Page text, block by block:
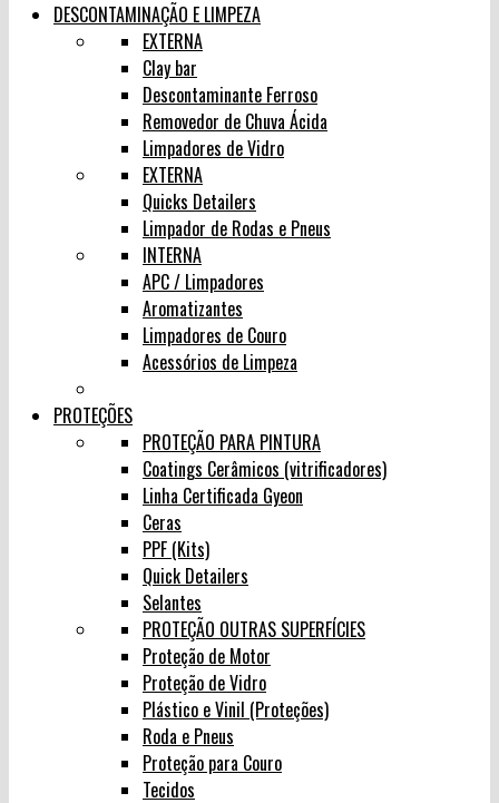
DESCONTAMINAÇÃO E LIMPEZA
EXTERNA
Clay bar
Descontaminante Ferroso
Removedor de Chuva Ácida
Limpadores de Vidro
EXTERNA
Quicks Detailers
Limpador de Rodas e Pneus
INTERNA
APC / Limpadores
Aromatizantes
Limpadores de Couro
Acessórios de Limpeza
PROTEÇÕES
PROTEÇÃO PARA PINTURA
Coatings Cerâmicos (vitrificadores)
Linha Certificada Gyeon
Ceras
PPF (Kits)
Quick Detailers
Selantes
PROTEÇÃO OUTRAS SUPERFÍCIES
Proteção de Motor
Proteção de Vidro
Plástico e Vinil (Proteções)
Roda e Pneus
Proteção para Couro
Tecidos